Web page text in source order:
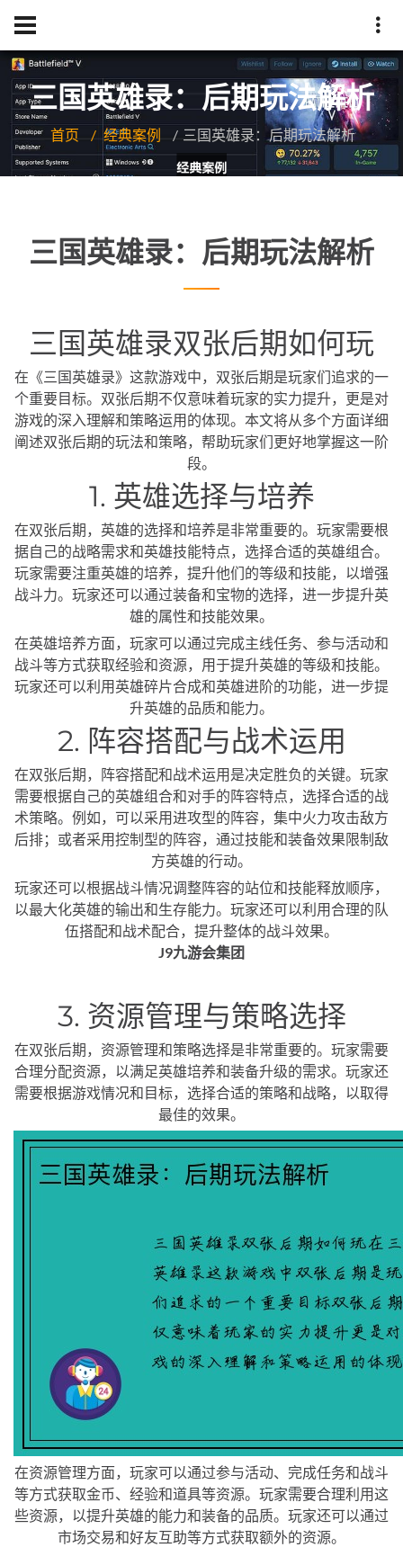
三国英雄录：后期玩法解析
首页 经典案例 三国英雄录：后期玩法解析
三国英雄录：后期玩法解析
三国英雄录双张后期如何玩
在《三国英雄录》这款游戏中，双张后期是玩家们追求的一
个重要目标。双张后期不仅意味着玩家的实力提升，更是对
游戏的深入理解和策略运用的体现。本文将从多个方面详细
阐述双张后期的玩法和策略，帮助玩家们更好地掌握这一阶
段。
1. 英雄选择与培养
在双张后期，英雄的选择和培养是非常重要的。玩家需要根
据自己的战略需求和英雄技能特点，选择合适的英雄组合。
玩家需要注重英雄的培养，提升他们的等级和技能，以增强
战斗力。玩家还可以通过装备和宝物的选择，进一步提升英
雄的属性和技能效果。
在英雄培养方面，玩家可以通过完成主线任务、参与活动和
战斗等方式获取经验和资源，用于提升英雄的等级和技能。
玩家还可以利用英雄碎片合成和英雄进阶的功能，进一步提
升英雄的品质和能力。
2. 阵容搭配与战术运用
在双张后期，阵容搭配和战术运用是决定胜负的关键。玩家
需要根据自己的英雄组合和对手的阵容特点，选择合适的战
术策略。例如，可以采用进攻型的阵容，集中火力攻击敌方
后排；或者采用控制型的阵容，通过技能和装备效果限制敌
方英雄的行动。
玩家还可以根据战斗情况调整阵容的站位和技能释放顺序，
以最大化英雄的输出和生存能力。玩家还可以利用合理的队
伍搭配和战术配合，提升整体的战斗效果。
J9九游会集团
3. 资源管理与策略选择
在双张后期，资源管理和策略选择是非常重要的。玩家需要
合理分配资源，以满足英雄培养和装备升级的需求。玩家还
需要根据游戏情况和目标，选择合适的策略和战略，以取得
最佳的效果。
在资源管理方面，玩家可以通过参与活动、完成任务和战斗
等方式获取金币、经验和道具等资源。玩家需要合理利用这
些资源，以提升英雄的能力和装备的品质。玩家还可以通过
市场交易和好友互助等方式获取额外的资源。